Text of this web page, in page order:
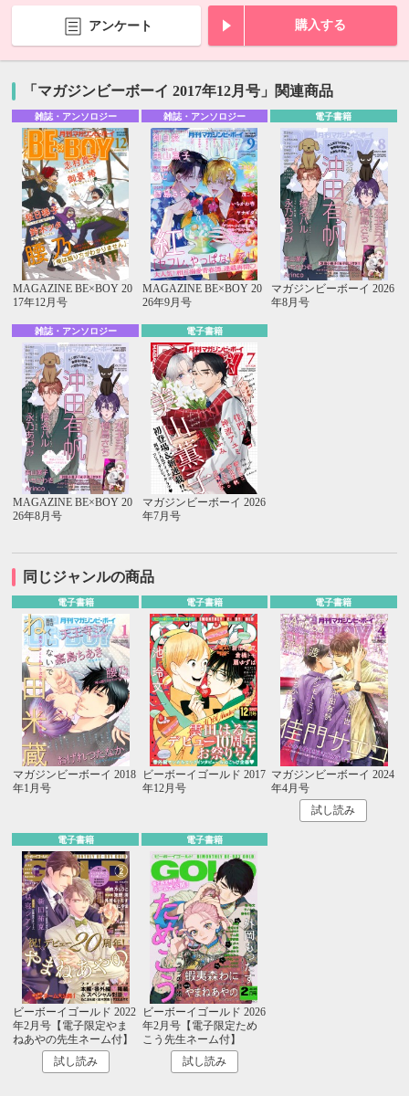
アンケート 購入する
「マガジンビーボーイ 2017年12月号」関連商品
雑誌・アンソロジー
MAGAZINE BE×BOY 20
17年12月号
雑誌・アンソロジー
MAGAZINE BE×BOY 20
26年9月号
電子書籍
マガジンビーボーイ 2026
年8月号
雑誌・アンソロジー
MAGAZINE BE×BOY 20
26年8月号
電子書籍
マガジンビーボーイ 2026
年7月号
同じジャンルの商品
電子書籍
マガジンビーボーイ 2018
年1月号
電子書籍
ビーボーイゴールド 2017
年12月号
電子書籍
マガジンビーボーイ 2024
年4月号
試し読み
電子書籍
ビーボーイゴールド 2022
年2月号【電子限定やま
ねあやの先生ネーム付】
試し読み
電子書籍
ビーボーイゴールド 2026
年2月号【電子限定ため
こう先生ネーム付】
試し読み